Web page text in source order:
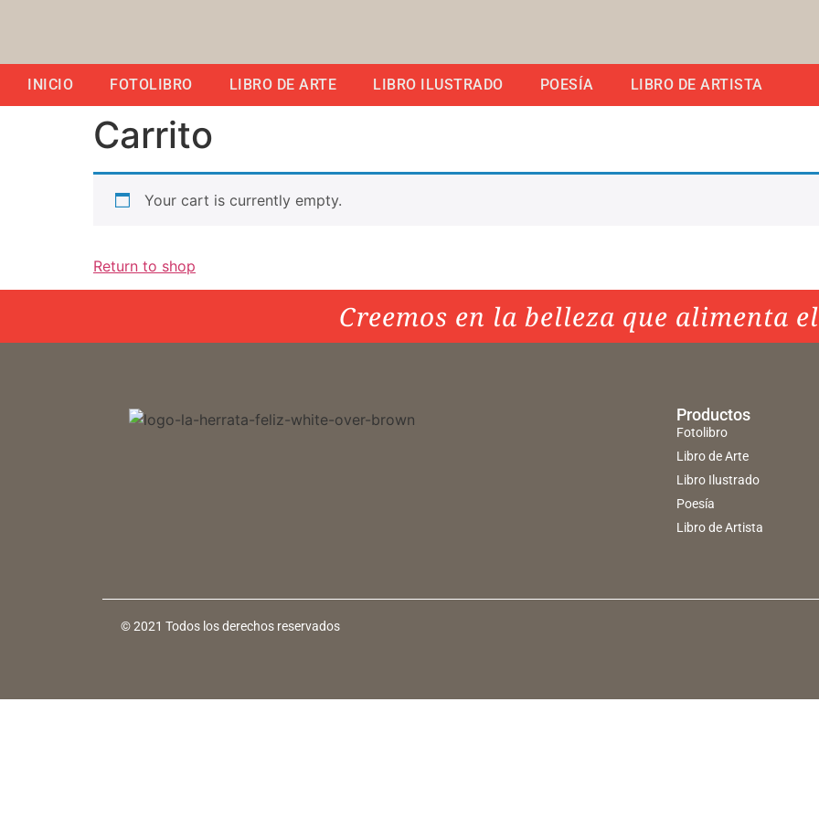
INICIO FOTOLIBRO LIBRO DE ARTE LIBRO ILUSTRADO POESÍA LIBRO DE ARTISTA
Carrito
Your cart is currently empty.
Return to shop
Creemos en la belleza que alimenta
Productos
Fotolibro
Libro de Arte
Libro Ilustrado
Poesía
Libro de Artista
© 2021 Todos los derechos reservados